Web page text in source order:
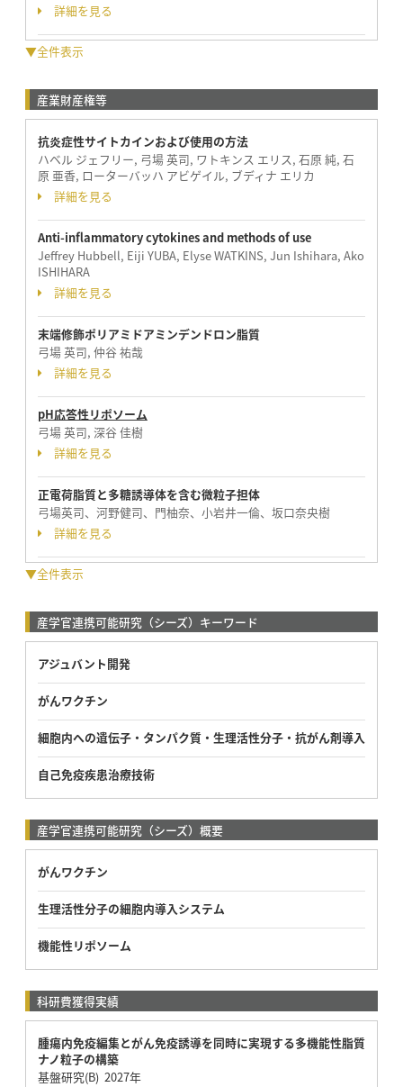
詳細を見る
▼全件表示
産業財産権等
抗炎症性サイトカインおよび使用の方法
ハベル ジェフリー, 弓場 英司, ワトキンス エリス, 石原 純, 石
原 亜香, ローターバッハ アビゲイル, ブディナ エリカ
詳細を見る
Anti-inflammatory cytokines and methods of use
Jeffrey Hubbell, Eiji YUBA, Elyse WATKINS, Jun Ishihara, Ako
ISHIHARA
詳細を見る
末端修飾ポリアミドアミンデンドロン脂質
弓場 英司, 仲谷 祐哉
詳細を見る
pH応答性リポソーム
弓場 英司, 深谷 佳樹
詳細を見る
正電荷脂質と多糖誘導体を含む微粒子担体
弓場英司、河野健司、門柚奈、小岩井一倫、坂口奈央樹
詳細を見る
▼全件表示
産学官連携可能研究（シーズ）キーワード
アジュバント開発
がんワクチン
細胞内への遺伝子・タンパク質・生理活性分子・抗がん剤導入
自己免疫疾患治療技術
産学官連携可能研究（シーズ）概要
がんワクチン
生理活性分子の細胞内導入システム
機能性リポソーム
科研費獲得実績
腫瘍内免疫編集とがん免疫誘導を同時に実現する多機能性脂質
ナノ粒子の構築
基盤研究(B) 2027年